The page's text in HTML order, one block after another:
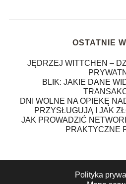
OSTATNIE
JĘDRZEJ WITTCHEN –
BLIK: JAKIE DANE
DNI WOLNE NA OPIEKĘ
PRZYSŁUGUJĄ I JAK
JAK PROWADZIĆ
PRAKTYCZNE
Polityka